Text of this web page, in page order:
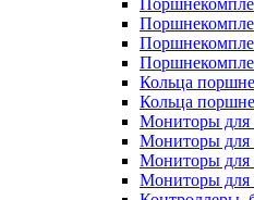
Кольца
Кольца
Мониторы для
Мониторы для
Мониторы для
Мониторы для